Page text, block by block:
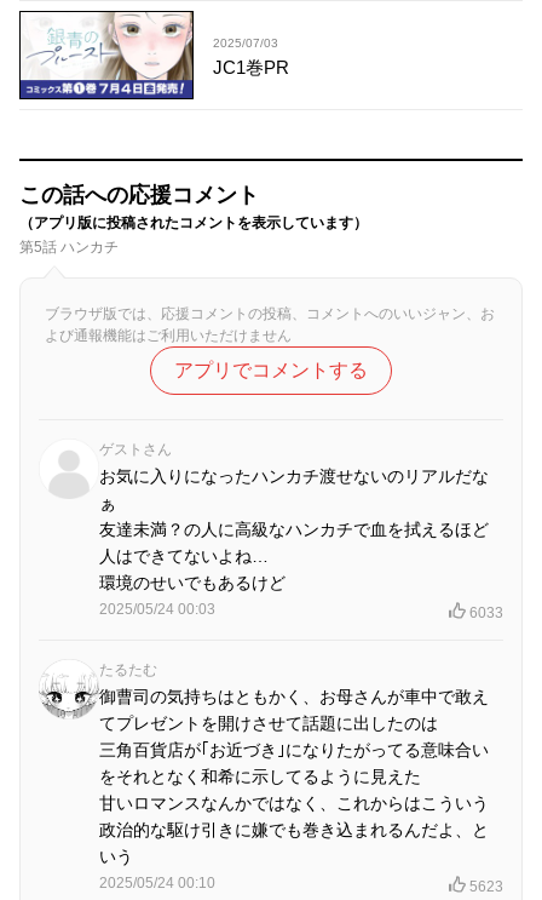
2025/07/03
JC1巻PR
この話への応援コメント
（アプリ版に投稿されたコメントを表示しています）
第5話 ハンカチ
ブラウザ版では、応援コメントの投稿、コメントへのいいジャン、お
よび通報機能はご利用いただけません
アプリでコメントする
ゲストさん
お気に入りになったハンカチ渡せないのリアルだな
ぁ
友達未満？の人に高級なハンカチで血を拭えるほど
人はできてないよね…
環境のせいでもあるけど
2025/05/24 00:03 6033
たるたむ
御曹司の気持ちはともかく、お母さんが車中で敢え
てプレゼントを開けさせて話題に出したのは
三角百貨店が｢お近づき｣になりたがってる意味合い
をそれとなく和希に示してるように見えた
甘いロマンスなんかではなく、これからはこういう
政治的な駆け引きに嫌でも巻き込まれるんだよ、と
いう
2025/05/24 00:10 5623